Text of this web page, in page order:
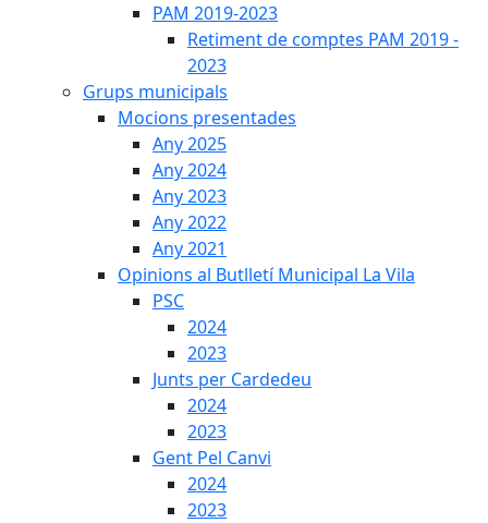
PAM 2019-2023
Retiment de comptes PAM 2019 -
2023
Grups municipals
Mocions presentades
Any 2025
Any 2024
Any 2023
Any 2022
Any 2021
Opinions al Butlletí Municipal La Vila
PSC
2024
2023
Junts per Cardedeu
2024
2023
Gent Pel Canvi
2024
2023